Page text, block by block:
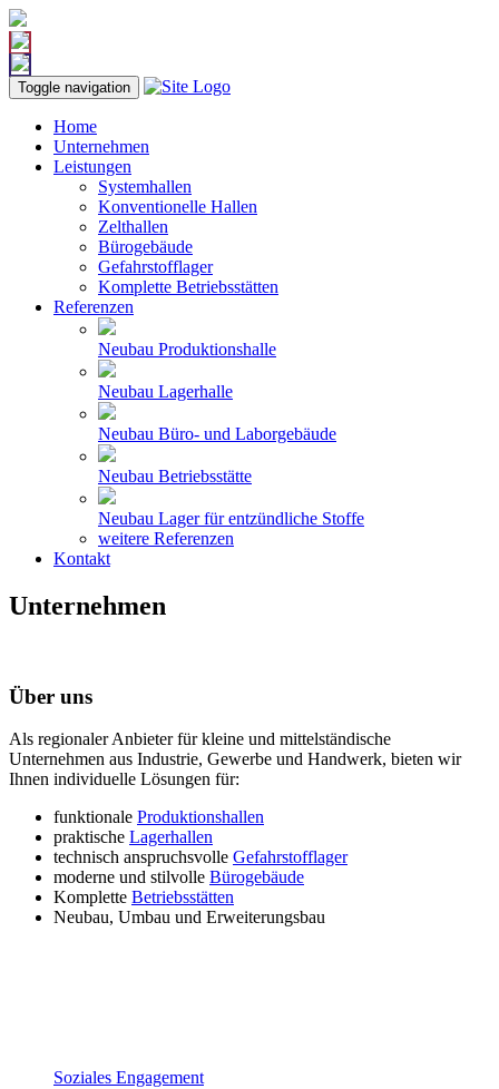
Toggle navigation
Home
Unternehmen
Leistungen
Systemhallen
Konventionelle Hallen
Zelthallen
Bürogebäude
Gefahrstofflager
Komplette Betriebsstätten
Referenzen
Neubau Produktionshalle
Neubau Lagerhalle
Neubau Büro- und Laborgebäude
Neubau Betriebsstätte
Neubau Lager für entzündliche Stoffe
weitere Referenzen
Kontakt
Unternehmen
Über uns
Als regionaler Anbieter für kleine und mittelständische
Unternehmen aus Industrie, Gewerbe und Handwerk, bieten wir
Ihnen individuelle Lösungen für:
funktionale Produktionshallen
praktische Lagerhallen
technisch anspruchsvolle Gefahrstofflager
moderne und stilvolle Bürogebäude
Komplette Betriebsstätten
Neubau, Umbau und Erweiterungsbau
Soziales Engagement